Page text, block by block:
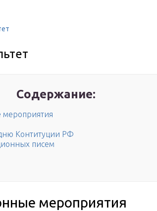
Содержание:
Контитуции РФ
писем
мероприятия